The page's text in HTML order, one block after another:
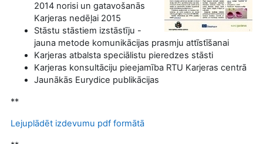
2014 norisi un gatavošanās
Karjeras nedēļai 2015
Stāstu stāstiem izstāstīju -
jauna metode komunikācijas prasmju attīstīšanai
Karjeras atbalsta speciālistu pieredzes stāsti
Karjeras konsultāciju pieejamība RTU Karjeras centrā
Jaunākās Eurydice publikācijas
**
Lejuplādēt izdevumu pdf formātā